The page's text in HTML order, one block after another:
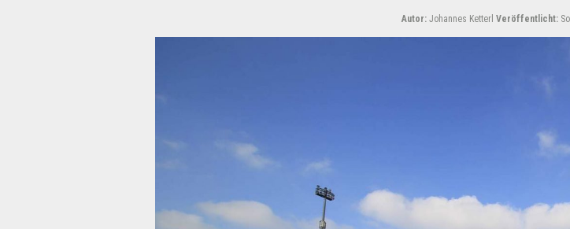
Autor:Johannes Ketterl Veröffentlicht: